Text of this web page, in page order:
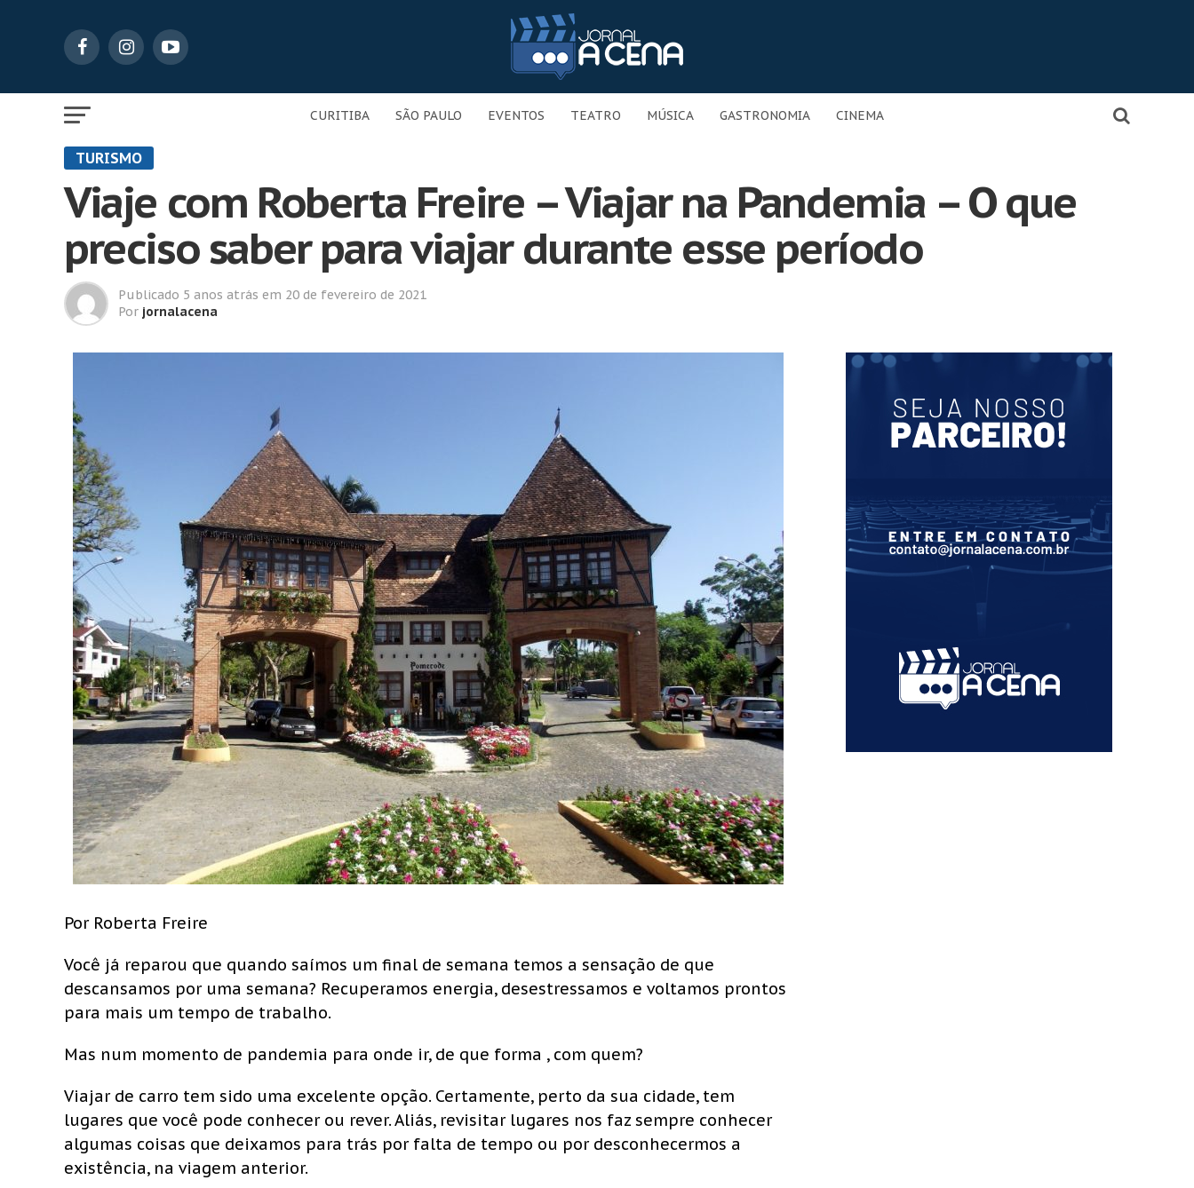
CURITIBA SÃO PAULO EVENTOS TEATRO MÚSICA GASTRONOMIA CINEMA
TURISMO
Viaje com Roberta Freire – Viajar na Pandemia – O que
preciso saber para viajar durante esse período
Publicado 5 anos atrás em 20 de fevereiro de 2021
Por jornalacena
Por Roberta Freire
Você já reparou que quando saímos um final de semana temos a sensação de que
descansamos por uma semana? Recuperamos energia, desestressamos e voltamos prontos
para mais um tempo de trabalho.
Mas num momento de pandemia para onde ir, de que forma , com quem?
Viajar de carro tem sido uma excelente opção. Certamente, perto da sua cidade, tem
lugares que você pode conhecer ou rever. Aliás, revisitar lugares nos faz sempre conhecer
algumas coisas que deixamos para trás por falta de tempo ou por desconhecermos a
existência, na viagem anterior.